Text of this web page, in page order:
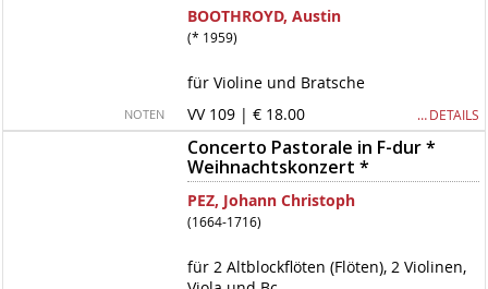
BOOTHROYD, Austin
(* 1959)
für Violine und Bratsche
NOTEN VV 109 | € 18.00 … DETAILS
Concerto Pastorale in F-dur *
Weihnachtskonzert *
PEZ, Johann Christoph
(1664-1716)
für 2 Altblockflöten (Flöten), 2 Violinen,